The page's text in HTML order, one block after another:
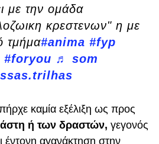
με την ομάδα
κρεστενων" η με
τμήμα#anima #fyp
#foryou ♬ som
καμία εξέλιξη ως προς
ή των δραστών, γεγονός
έντονη αγανάκτηση στην